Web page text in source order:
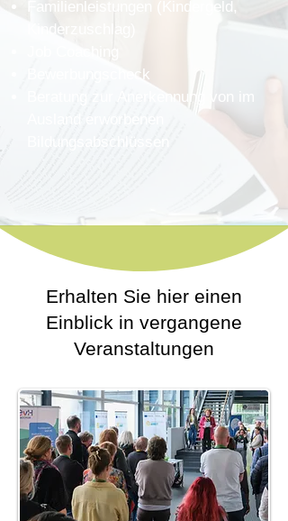
Familienleistungen (Kindergeld,
Kinderzuschlag)
Job Coaching
Bewerbungscheck
Beratung zur Anerkennung von im
Ausland erworbenen
Bildungsabschlüssen
Erhalten Sie hier einen
Einblick in vergangene
Veranstaltungen